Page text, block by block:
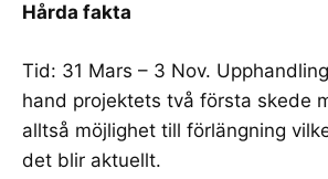
Hårda fakta
Tid: 31 Mars – 3 Nov.
hand projektets två första skede
alltså möjlighet till förlängning
det blir aktuellt.